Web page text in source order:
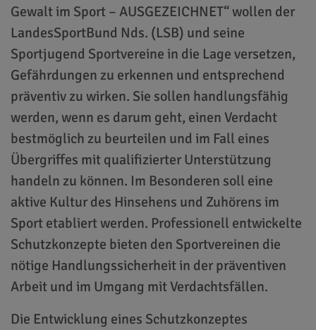
Gewalt im Sport – AUSGEZEICHNET“ wollen der
LandesSportBund Nds. (LSB) und seine
Sportjugend Sportvereine in die Lage versetzen,
Gefährdungen zu erkennen und entsprechend
präventiv zu wirken. Sie sollen handlungsfähig
werden, wenn es darum geht, einen Verdacht
bestmöglich zu beurteilen und im Fall eines
Übergriffes mit qualifizierter Unterstützung
handeln zu können. Im Besonderen soll eine
aktive Kultur des Hinsehens und Zuhörens im
Sport etabliert werden. Professionell entwickelte
Schutzkonzepte bieten den Sportvereinen die
nötige Handlungssicherheit in der präventiven
Arbeit und im Umgang mit Verdachtsfällen.
Die Entwicklung eines Schutzkonzeptes